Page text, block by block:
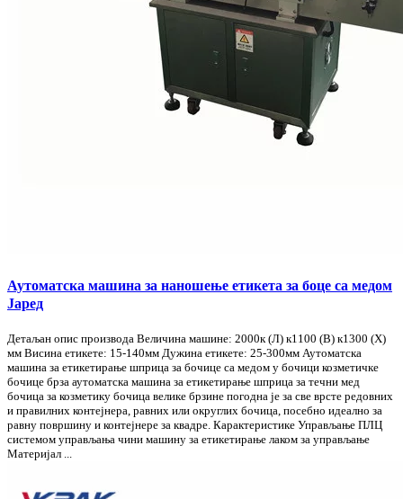
Аутоматска машина за наношење етикета за боце са медом
Јаред
Детаљан опис производа Величина машине: 2000к (Л) к1100 (В) к1300 (Х)
мм Висина етикете: 15-140мм Дужина етикете: 25-300мм Аутоматска
машина за етикетирање шприца за бочице са медом у бочици козметичке
бочице брза аутоматска машина за етикетирање шприца за течни мед
бочица за козметику бочица велике брзине погодна је за све врсте редовних
и правилних контејнера, равних или округлих бочица, посебно идеално за
равну површину и контејнере за квадре. Карактеристике Управљање ПЛЦ
системом управљања чини машину за етикетирање лаком за управљање
Материјал ...